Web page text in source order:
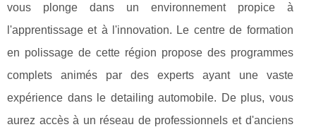
vous plonge dans un environnement propice à
l'apprentissage et à l'innovation. Le centre de formation
en polissage de cette région propose des programmes
complets animés par des experts ayant une vaste
expérience dans le detailing automobile. De plus, vous
aurez accès à un réseau de professionnels et d'anciens